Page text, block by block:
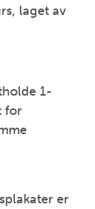
laget av
1-
for
er